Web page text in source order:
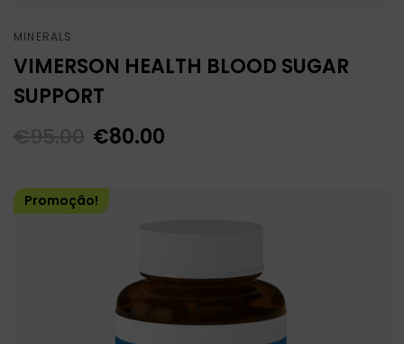
MINERALS
VIMERSON HEALTH BLOOD SUGAR
SUPPORT
€80.00
Promoção!